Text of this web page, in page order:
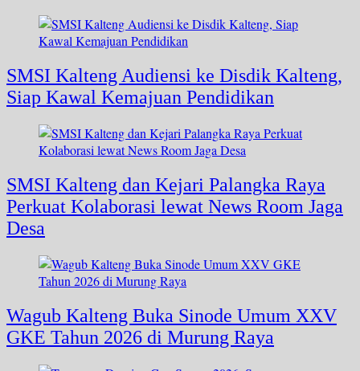
SMSI Kalteng Audiensi ke Disdik Kalteng,
Siap Kawal Kemajuan Pendidikan
SMSI Kalteng dan Kejari Palangka Raya
Perkuat Kolaborasi lewat News Room Jaga
Desa
Wagub Kalteng Buka Sinode Umum XXV
GKE Tahun 2026 di Murung Raya